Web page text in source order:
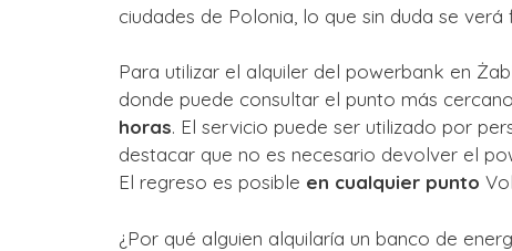
ciudades de Polonia, lo que sin duda se
Para utilizar el alquiler del powerbank en
donde puede consultar el punto más
horas. El servicio puede ser utilizado por
destacar que no es necesario devolver el
El regreso es posible en cualquier punto
¿Por qué alguien alquilaría un banco de